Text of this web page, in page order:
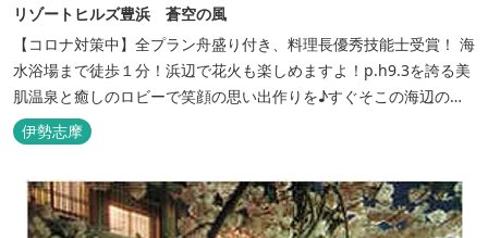
リゾートヒルズ豊浜 蒼空の風
【コロナ対策中】全プラン舟盛り付き、料理長優秀技能士受賞！ 海
水浴場まで徒歩１分！浜辺で花火も楽しめますよ！p.h9.3を誇る美
肌温泉と癒しのロビーで笑顔の思い出作りを♪すぐそこの海辺の高
台に建つ温泉宿
伊勢志摩